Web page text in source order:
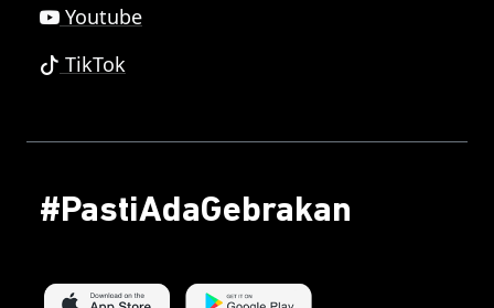
Youtube
TikTok
#PastiAdaGebrakan